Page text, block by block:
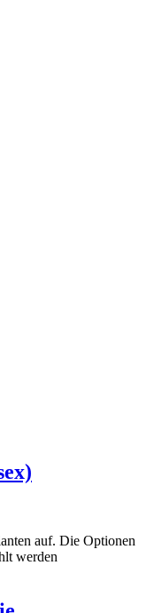
auf. Die Optionen
werden